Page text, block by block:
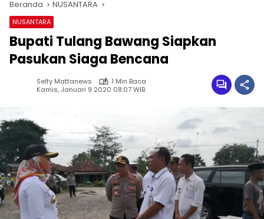
Beranda NUSANTARA
NUSANTARA
Bupati Tulang Bawang Siapkan
Pasukan Siaga Bencana
Selfy Mattanews
1 Min Baca
Kamis, Januari 9 2020 08:07 WIB